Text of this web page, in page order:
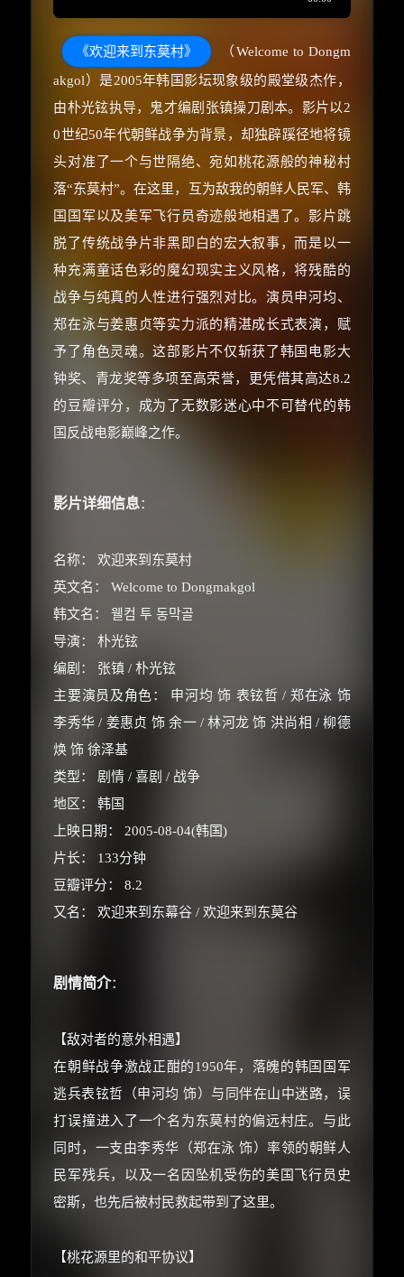
《欢迎来到东莫村》
（Welcome to Dongm
akgol）是2005年韩国影坛现象级的殿堂级杰作，
由朴光铉执导，鬼才编剧张镇操刀剧本。影片以2
0世纪50年代朝鲜战争为背景，却独辟蹊径地将镜
头对准了一个与世隔绝、宛如桃花源般的神秘村
落“东莫村”。在这里，互为敌我的朝鲜人民军、韩
国国军以及美军飞行员奇迹般地相遇了。影片跳
脱了传统战争片非黑即白的宏大叙事，而是以一
种充满童话色彩的魔幻现实主义风格，将残酷的
战争与纯真的人性进行强烈对比。演员申河均、
郑在泳与姜惠贞等实力派的精湛成长式表演，赋
予了角色灵魂。这部影片不仅斩获了韩国电影大
钟奖、青龙奖等多项至高荣誉，更凭借其高达8.2
的豆瓣评分，成为了无数影迷心中不可替代的韩
国反战电影巅峰之作。
影片详细信息：
名称： 欢迎来到东莫村
英文名： Welcome to Dongmakgol
韩文名： 웰컴 투 동막골
导演： 朴光铉
编剧： 张镇 / 朴光铉
主要演员及角色： 申河均 饰 表铉哲 / 郑在泳 饰
李秀华 / 姜惠贞 饰 余一 / 林河龙 饰 洪尚相 / 柳德
焕 饰 徐泽基
类型： 剧情 / 喜剧 / 战争
地区： 韩国
上映日期： 2005-08-04(韩国)
片长： 133分钟
豆瓣评分： 8.2
又名： 欢迎来到东幕谷 / 欢迎来到东莫谷
剧情简介：
【敌对者的意外相遇】
在朝鲜战争激战正酣的1950年，落魄的韩国国军
逃兵表铉哲（申河均 饰）与同伴在山中迷路，误
打误撞进入了一个名为东莫村的偏远村庄。与此
同时，一支由李秀华（郑在泳 饰）率领的朝鲜人
民军残兵，以及一名因坠机受伤的美国飞行员史
密斯，也先后被村民救起带到了这里。
【桃花源里的和平协议】
🧧 福利领取站 ×
☕